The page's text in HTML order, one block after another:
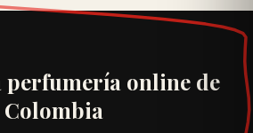
online de
Colombia